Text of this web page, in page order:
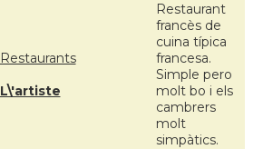
Restaurants
L\'artiste
Restaurant
francès de
cuina típica
francesa.
Simple pero
molt bo i els
cambrers
molt
simpàtics.